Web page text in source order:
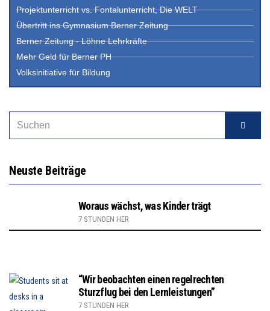
Projektunterricht vs. Fontalunterricht, Die WELT
Übertritt ins Gymnasium Berner Zeitung
Berner Zeitung - Löhne Lehrkräfte
Mehr Geld für Berner PH
Volksinitiative für Bildung
Neuste Beiträge
Woraus wächst, was Kinder trägt
7 STUNDEN HER
“Wir beobachten einen regelrechten
Sturzflug bei den Lernleistungen”
7 STUNDEN HER